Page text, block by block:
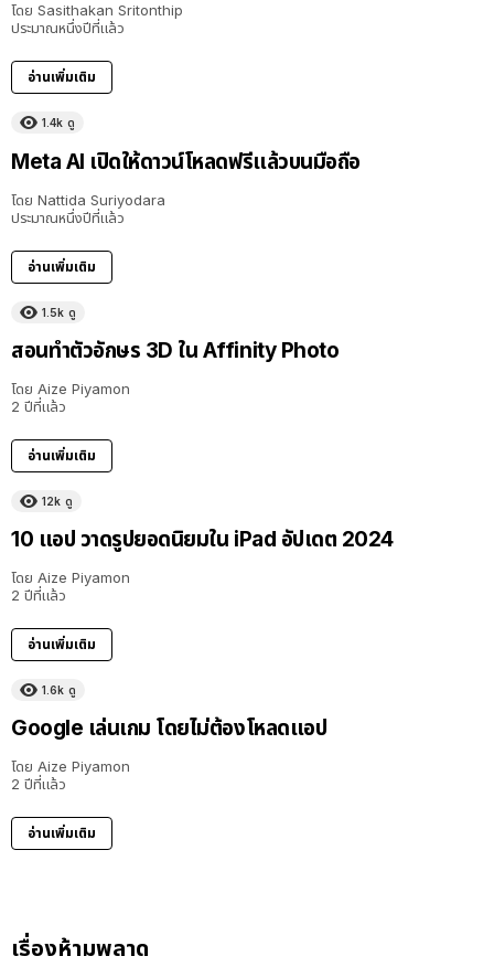
โดย Sasithakan Sritonthip
ประมาณหนึ่งปีที่แล้ว
อ่านเพิ่มเติม
1.4k ดู
Meta AI เปิดให้ดาวน์โหลดฟรีแล้วบนมือถือ
โดย Nattida Suriyodara
ประมาณหนึ่งปีที่แล้ว
อ่านเพิ่มเติม
1.5k ดู
สอนทำตัวอักษร 3D ใน Affinity Photo
โดย Aize Piyamon
2 ปีที่แล้ว
อ่านเพิ่มเติม
12k ดู
10 แอป วาดรูปยอดนิยมใน iPad อัปเดต 2024
โดย Aize Piyamon
2 ปีที่แล้ว
อ่านเพิ่มเติม
1.6k ดู
Google เล่นเกม โดยไม่ต้องโหลดแอป
โดย Aize Piyamon
2 ปีที่แล้ว
อ่านเพิ่มเติม
เรื่องห้ามพลาด